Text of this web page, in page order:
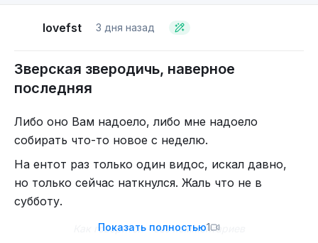
lovefst 3 дня назад
Зверская зверодичь, наверное
последняя
Либо оно Вам надоело, либо мне надоело
собирать что-то новое с неделю.
На ентот раз только один видос, искал давно,
но только сейчас наткнулся. Жаль что не в
субботу.
Как говорится - без комментариев
Показать полностью1